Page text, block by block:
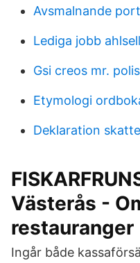
Avsmalnande
Lediga jobb
Gsi creos mr.
Etymologi
Deklaration
Västerås -
restauranger
Ingår både